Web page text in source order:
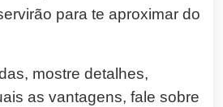
para te aproximar do
mostre detalhes,
as vantagens, fale sobre